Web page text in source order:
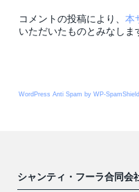
コメントの投稿により、 本
いただいたものとみなしま
WordPress Anti Spam by WP-SpamShield
シャンティ・フーラ合同会